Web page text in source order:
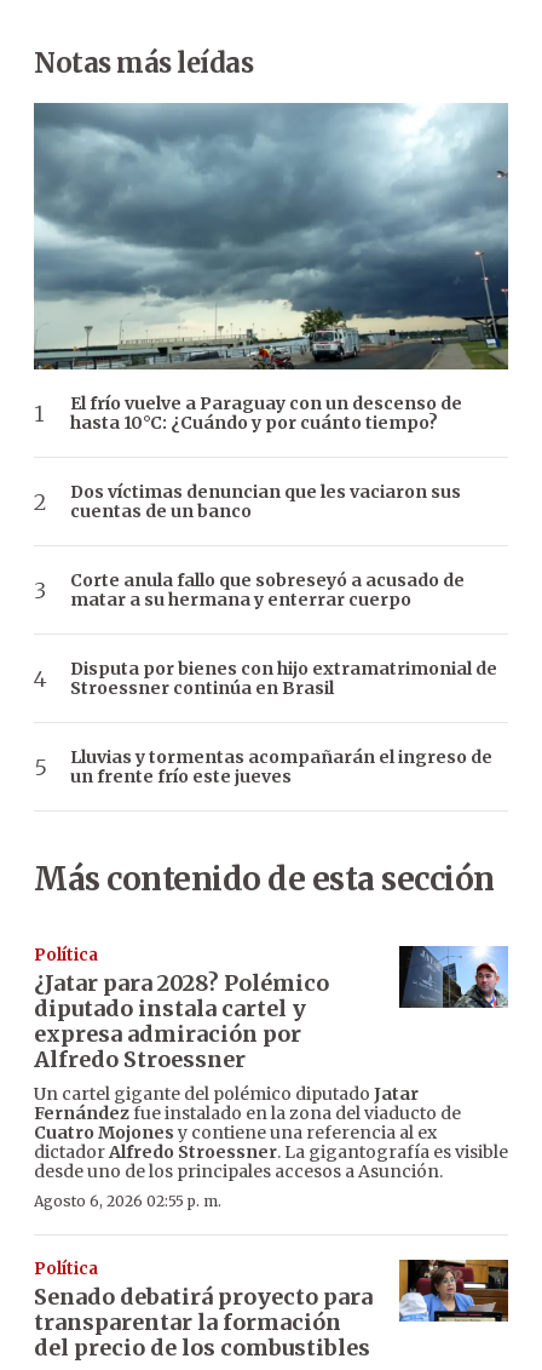
Notas más leídas
El frío vuelve a Paraguay con un descenso de
hasta 10°C: ¿Cuándo y por cuánto tiempo?
Dos víctimas denuncian que les vaciaron sus
cuentas de un banco
Corte anula fallo que sobreseyó a acusado de
matar a su hermana y enterrar cuerpo
Disputa por bienes con hijo extramatrimonial de
Stroessner continúa en Brasil
Lluvias y tormentas acompañarán el ingreso de
un frente frío este jueves
Más contenido de esta sección
Política
¿Jatar para 2028? Polémico
diputado instala cartel y
expresa admiración por
Alfredo Stroessner
Un cartel gigante del polémico diputado Jatar
Fernándezfue instalado en la zona del viaducto de
Cuatro Mojones y contiene una referencia al ex
dictadorAlfredo Stroessner. La gigantografía es visible
desde uno de los principales accesos a Asunción.
Agosto 6, 2026 02:55 p. m.
Política
Senado debatirá proyecto para
transparentar la formación
del precio de los combustibles